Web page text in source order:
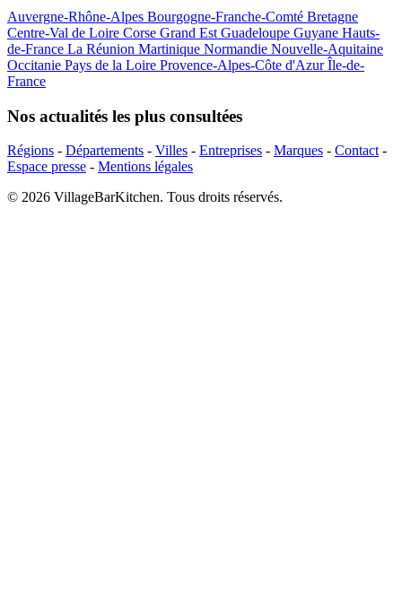
Auvergne-Rhône-Alpes Bourgogne-Franche-Comté Bretagne
Centre-Val de Loire Corse Grand Est Guadeloupe Guyane Hauts-
de-France La Réunion Martinique Normandie Nouvelle-Aquitaine
Occitanie Pays de la Loire Provence-Alpes-Côte d'AzurÎle-de-
France
Nos actualités les plus consultées
Régions - Départements - Villes - Entreprises - Marques - Contact -
Espace presse - Mentions légales
© 2026 VillageBarKitchen. Tous droits réservés.